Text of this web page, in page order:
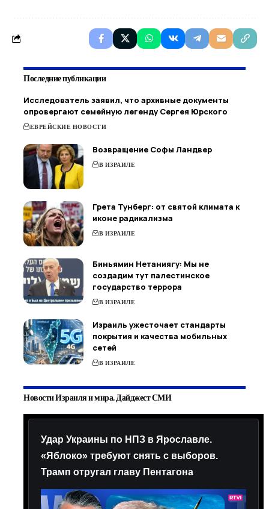
Последние публикации
Исследователь заявил, что архивные документы
опровергают семейную легенду Сергея Юрского
ЕВРЕЙСКИЕ НОВОСТИ
Возвращение Софы Ландвер
В ИЗРАИЛЕ
Грета Тунберг: от святой климата к
иконе радикализма
В ИЗРАИЛЕ
Биньямин Нетаниягу: Мы не
создадим тут палестинское
государство террора
В ИЗРАИЛЕ
Израиль ужесточает стандарты
покрытия и качества мобильных
сетей
В ИЗРАИЛЕ
Новости Израиля и мира. Дайджест СМИ